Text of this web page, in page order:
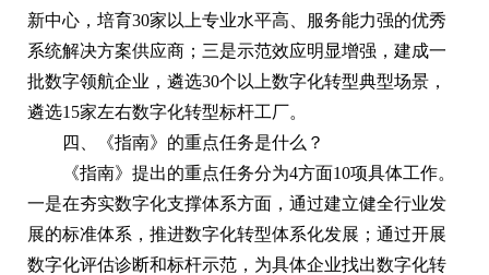
新中心，培育30家以上专业水平高、服务能力强的优秀
系统解决方案供应商；三是示范效应明显增强，建成一
批数字领航企业，遴选30个以上数字化转型典型场景，
遴选15家左右数字化转型标杆工厂。
四、《指南》的重点任务是什么？
《指南》提出的重点任务分为4方面10项具体工作。
一是在夯实数字化支撑体系方面，通过建立健全行业发
展的标准体系，推进数字化转型体系化发展；通过开展
数字化评估诊断和标杆示范，为具体企业找出数字化转